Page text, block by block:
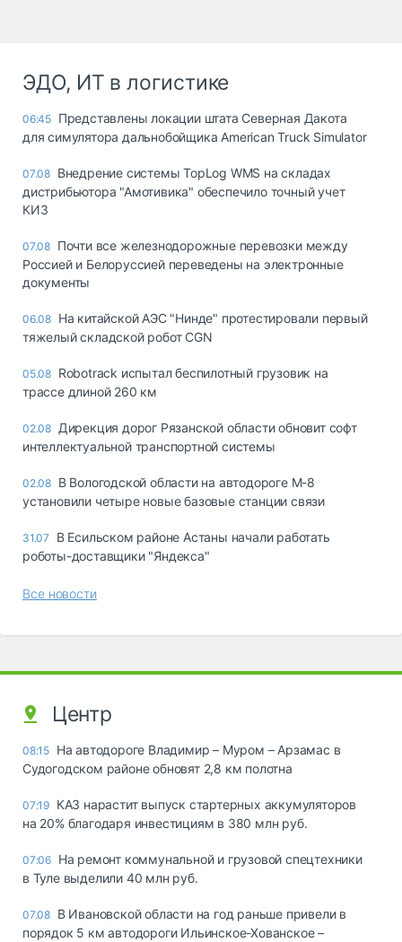
ЭДО, ИТ в логистике
06:45 Представлены локации штата Северная Дакота
для симулятора дальнобойщика American Truck Simulator
07.08 Внедрение системы TopLog WMS на складах
дистрибьютора "Амотивика" обеспечило точный учет
КИЗ
07.08 Почти все железнодорожные перевозки между
Россией и Белоруссией переведены на электронные
документы
06.08 На китайской АЭС "Нинде" протестировали первый
тяжелый складской робот CGN
05.08 Robotrack испытал беспилотный грузовик на
трассе длиной 260 км
02.08 Дирекция дорог Рязанской области обновит софт
интеллектуальной транспортной системы
02.08 В Вологодской области на автодороге М-8
установили четыре новые базовые станции связи
31.07
В Есильском районе Астаны начали работать
роботы-доставщики "Яндекса"
Все новости
Центр
08:15 На автодороге Владимир – Муром – Арзамас в
Судогодском районе обновят 2,8 км полотна
07:19 КАЗ нарастит выпуск стартерных аккумуляторов
на 20% благодаря инвестициям в 380 млн руб.
07:06 На ремонт коммунальной и грузовой спецтехники
в Туле выделили 40 млн руб.
07.08 В Ивановской области на год раньше привели в
порядок 5 км автодороги Ильинское-Хованское –